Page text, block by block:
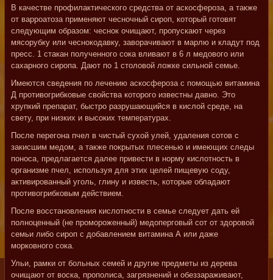
В качестве профилактического средства от аскосфероза, а также
от варроатоза применяют чесночный сироп, который готовят
следующим образом: чеснок очищают, пропускают через
мясорубку или чеснокодавку, заворачивают в марлю и кладут под
пресс. 1 стакан полученного сока вливают в 6 л медового или
сахарного сиропа. Дают по 1 столовой ложке сильной семье.
Имеются сведения по лечению аскосфероза с помощью витамина
Д противогрибковые свойства которого известны давно. Это
хрупкий препарат, быстро разрушающийся в кислой среде, на
свету, при низких и высоких температурах.
После перегона пчел в чистый сухой улей, удаления сотов с
закисшим медом, а также покрытых плесенью и имеющих следы
поноса, предлагается далее привести в норму кислотность в
организме пчел, используя для этих целей пищевую соду,
активированный уголь, глину и известь, которые обладают
противогрибковым действием.
После восстановления кислотности в семье следует дать ей
полноценный (не промороженный) медоперговый сот от здоровой
семьи либо сироп с добавлением витамина А или даже
морковного сока.
Ульи, рамки от больных семей и другие предметы из дерева
очищают от воска, прополиса, загрязнений и обеззараживают,